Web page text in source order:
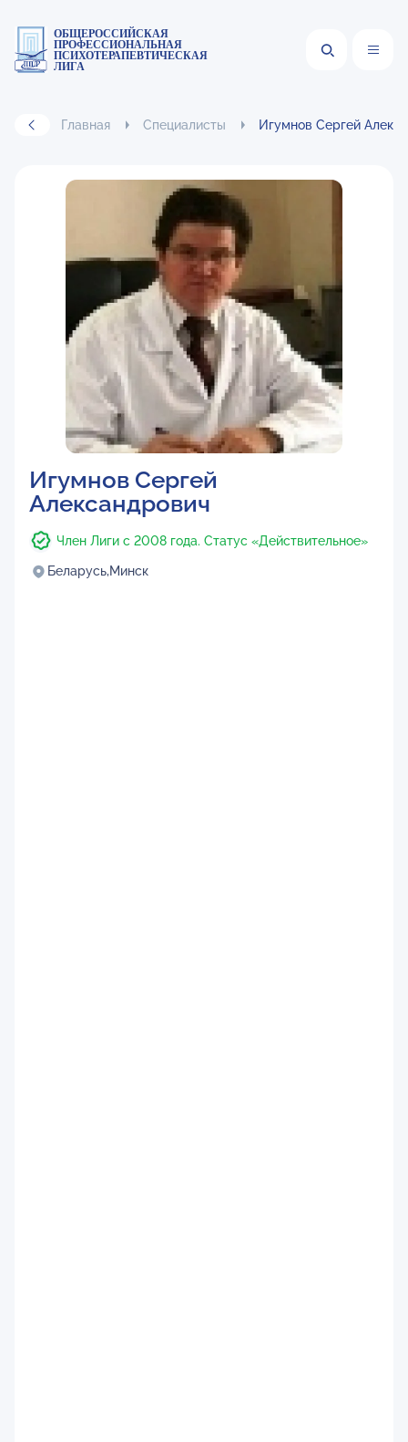
ОБЩЕРОССИЙСКАЯ
ПРОФЕССИОНАЛЬНАЯ
ПСИХОТЕРАПЕВТИЧЕСКАЯ
ЛИГА
Главная Специалисты Игумнов Сергей
Игумнов Сергей
Александрович
Член Лиги с 2008 года. Статус «Действительное»
Беларусь,Минск